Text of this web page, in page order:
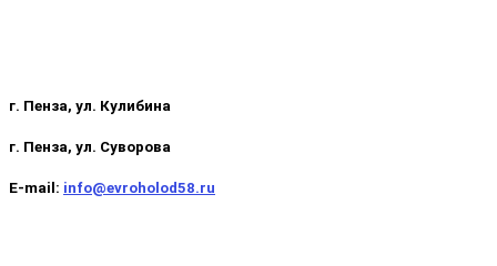
г. Пенза, ул. Кулибина
г. Пенза, ул. Суворова
E-mail: info@evroholod58.ru